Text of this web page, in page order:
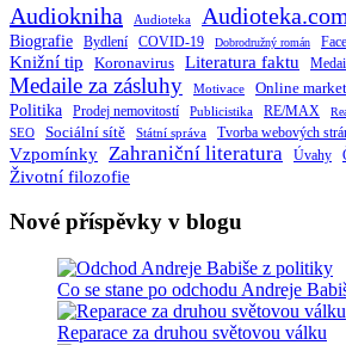
Audiokniha Audioteka Audioteka.com
Biografie Bydlení COVID-19 Dobrodružný román
Knižní tip Koronavirus Literatura faktu
Medaile za zásluhy Motivace Online
Politika Prodej nemovitostí Publicistika RE/MAX
SEO Sociální sítě Státní správa Tvorba webových
Vzpomínky Zahraniční literatura Úvahy
Životní filozofie
Nové příspěvky v blogu
Co se stane po odchodu Andreje
Reparace za druhou světovou válku